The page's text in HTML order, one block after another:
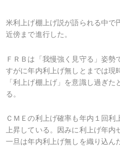
米利上げ棚上げ説が語られる中で
近傍まで進行した。
ＦＲＢは「我慢強く見守る」姿勢
すがに年内利上げ無しとまでは現
「利上げ棚上げ」を意識し過ぎ
る。
ＣＭＥの利上げ確率も年内１回利
上昇している。因みに利上げ年内
一旦は年内利上げ無しを織り込ん